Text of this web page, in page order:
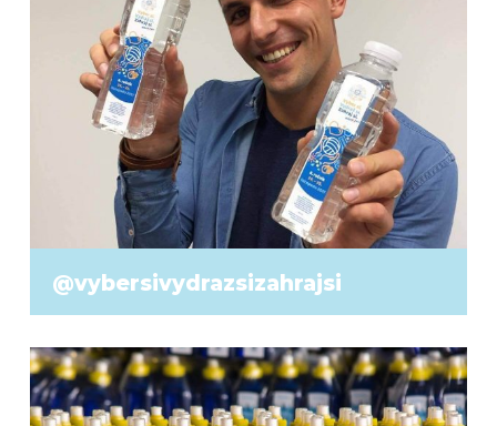
@vybersivydrazsizahrajsi